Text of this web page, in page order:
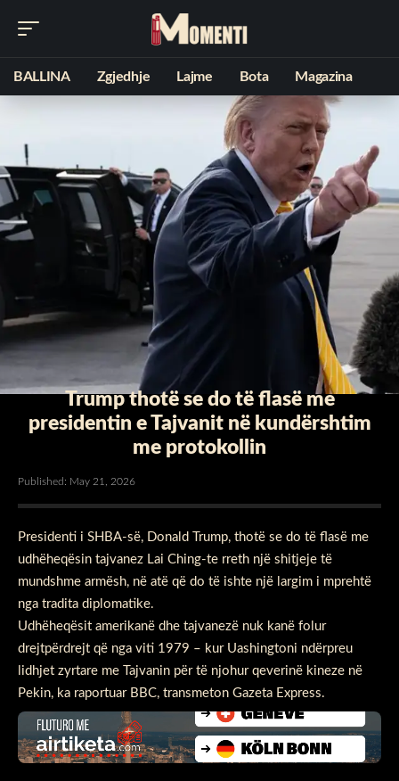
BALLINA Zgjedhje Lajme Bota Magazina
Trump thotë se do të flasë me
presidentin e Tajvanit në kundërshtim
me protokollin
Published: May 21, 2026
Presidenti i SHBA-së, Donald Trump, thotë se do të flasë me
udhëheqësin tajvanez Lai Ching-te rreth një shitjeje të
mundshme armësh, në atë që do të ishte një largim i mprehtë
nga tradita diplomatike.
Udhëheqësit amerikanë dhe tajvanezë nuk kanë folur
drejtpërdrejt që nga viti 1979 – kur Uashingtoni ndërpreu
lidhjet zyrtare me Tajvanin për të njohur qeverinë kineze në
Pekin, ka raportuar BBC, transmeton Gazeta Express.